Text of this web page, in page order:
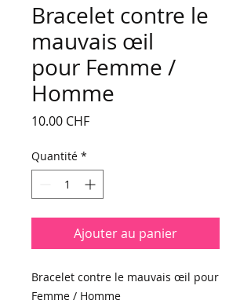
Bracelet contre le
mauvais œil
pour Femme /
Homme
10.00 CHFPrix
Quantité *
Ajouter au panier
Bracelet contre le mauvais œil pour
Femme / Homme